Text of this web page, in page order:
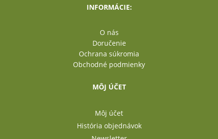
INFORMÁCIE:
O nás
Doručenie
Ochrana súkromia
Obchodné podmienky
MÔJ ÚČET
Môj účet
História objednávok